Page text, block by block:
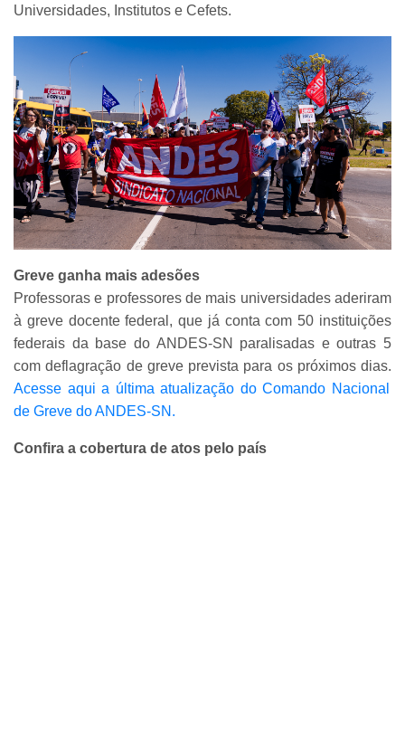
Universidades, Institutos e Cefets.
Greve ganha mais adesões
Professoras e professores de mais universidades aderiram
à greve docente federal, que já conta com 50 instituições
federais da base do ANDES-SN paralisadas e outras 5
com deflagração de greve prevista para os próximos dias.
Acesse aqui a última atualização do Comando Nacional
de Greve do ANDES-SN.
Confira a cobertura de atos pelo país